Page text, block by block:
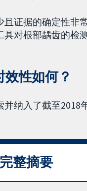
且证据的确定性非
具对根部龋齿的检
性如何？
并纳入了截至2018
整摘要